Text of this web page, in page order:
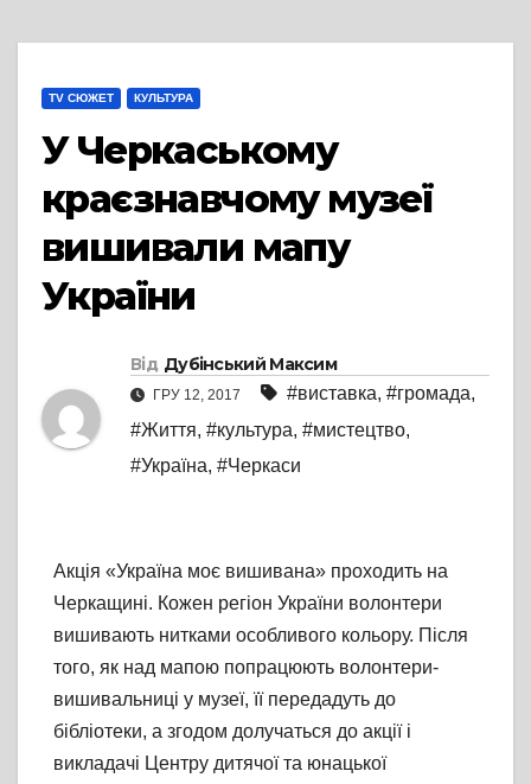
TV СЮЖЕТ КУЛЬТУРА
У Черкаському
краєзнавчому музеї
вишивали мапу
України
Від Дубінський Максим
ГРУ 12, 2017 #виставка, #громада,
#Життя, #культура, #мистецтво,
#Україна, #Черкаси
Акція «Україна моє вишивана» проходить на
Черкащині. Кожен регіон України волонтери
вишивають нитками особливого кольору. Після
того, як над мапою попрацюють волонтери-
вишивальниці у музеї, її передадуть до
бібліотеки, а згодом долучаться до акції і
викладачі Центру дитячої та юнацької